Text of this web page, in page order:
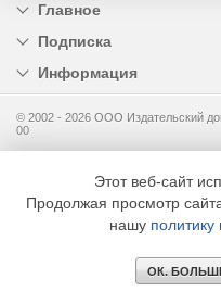
Главное
Подписка
Информация
© 2002 - 2026 OOO
00
Этот веб-сайт
Продолжая просмотр
нашу
ОК.